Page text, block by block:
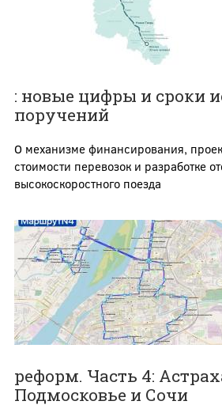
: новые цифры и сроки
поручений
О механизме финансирования,
стоимости перевозок и разработке
высокоскоростного поезда
реформ. Часть 4:
Подмосковье и Сочи